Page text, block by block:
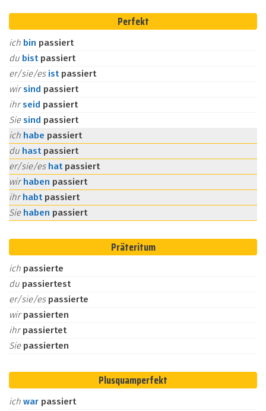
Perfekt
ich bin passiert
du bist passiert
er/sie/es ist passiert
wirsind passiert
ihrseid passiert
Siesind passiert
ich habe passiert
du hast passiert
er/sie/es hat passiert
wirhaben passiert
ihrhabt passiert
Sie haben passiert
Präteritum
ich passierte
du passiertest
er/sie/es passierte
wirpassierten
ihrpassiertet
Sie passierten
Plusquamperfekt
ich war passiert